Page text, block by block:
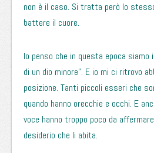
non è il caso. Si tratta però lo
battere il cuore.
Io penso che in questa epoca
di un dio minore”. E io mi ci ritrovo
posizione. Tanti piccoli esseri che
quando hanno orecchie e occhi. E
voce hanno troppo poco da
desiderio che li abita.